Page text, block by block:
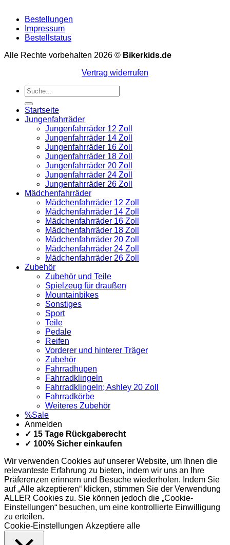
Bestellungen
Impressum
Bestellstatus
Alle Rechte vorbehalten 2026 © Bikerkids.de
Vertrag widerrufen
Suchen
nach:
Startseite
Jungenfahrräder
Jungenfahrräder 12 Zoll
Jungenfahrräder 14 Zoll
Jungenfahrräder 16 Zoll
Jungenfahrräder 18 Zoll
Jungenfahrräder 20 Zoll
Jungenfahrräder 24 Zoll
Jungenfahrräder 26 Zoll
Mädchenfahrräder
Mädchenfahrräder 12 Zoll
Mädchenfahrräder 14 Zoll
Mädchenfahrräder 16 Zoll
Mädchenfahrräder 18 Zoll
Mädchenfahrräder 20 Zoll
Mädchenfahrräder 24 Zoll
Mädchenfahrräder 26 Zoll
Zubehör
Zubehör und Teile
Spielzeug für draußen
Mountainbikes
Sonstiges
Sport
Teile
Pedale
Reifen
Vorderer und hinterer Träger
Zubehör
Fahrradhupen
Fahrradklingeln
Fahrradklingeln; Ashley 20 Zoll
Fahrradkörbe
Weiteres Zubehör
%Sale
Anmelden
✓ 15 Tage Rückgaberecht
✓ 100% Sicher einkaufen
Wir verwenden Cookies auf unserer Website, um Ihnen die
relevanteste Erfahrung zu bieten, indem wir uns an Ihre
Präferenzen erinnern und Besuche wiederholen. Indem Sie
auf „Alle akzeptieren“ klicken, stimmen Sie der Verwendung
ALLER Cookies zu. Sie können jedoch die „Cookie-
Einstellungen“ besuchen, um eine kontrollierte Einwilligung
zu erteilen.
Cookie-Einstellungen Akzeptiere alle